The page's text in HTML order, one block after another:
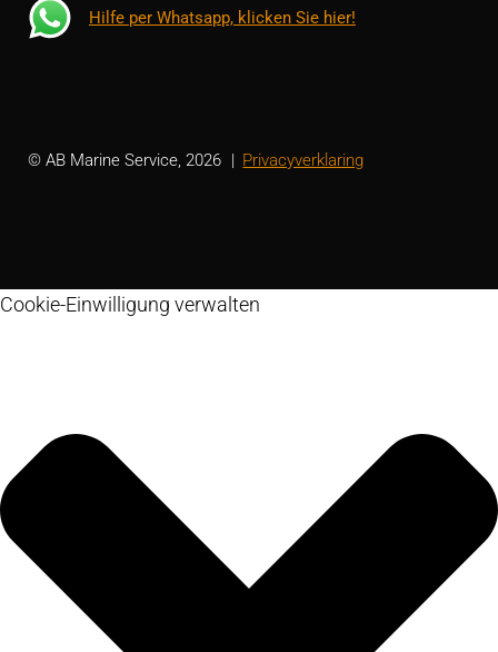
Hilfe per Whatsapp, klicken Sie hier!
© AB Marine Service, 2026 Privacyverklaring
Cookie-Einwilligung verwalten